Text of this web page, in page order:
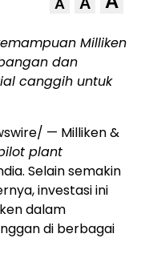
A
Milliken
dan
canggih untuk
— Milliken &
plant
Selain semakin
investasi ini
dalam
di berbagai